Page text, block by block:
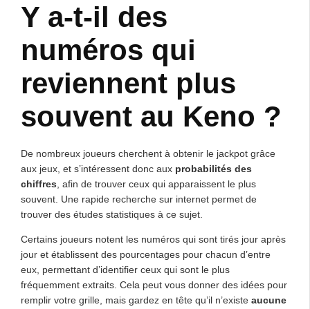
Y a-t-il des
numéros qui
reviennent plus
souvent au Keno ?
De nombreux joueurs cherchent à obtenir le jackpot grâce
aux jeux, et s’intéressent donc aux probabilités des
chiffres, afin de trouver ceux qui apparaissent le plus
souvent. Une rapide recherche sur internet permet de
trouver des études statistiques à ce sujet.
Certains joueurs notent les numéros qui sont tirés jour après
jour et établissent des pourcentages pour chacun d’entre
eux, permettant d’identifier ceux qui sont le plus
fréquemment extraits. Cela peut vous donner des idées pour
remplir votre grille, mais gardez en tête qu’il n’existe aucune